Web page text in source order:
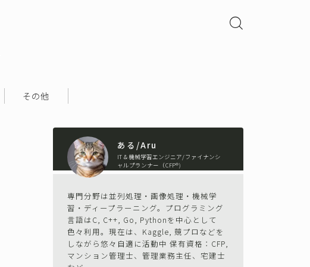
その他
ある/Aru
IT＆機械学習エンジニア/ファイナンシ
ャルプランナー（CFP®)
専門分野は並列処理・画像処理・機械学
習・ディープラーニング。プログラミング
言語はC, C++, Go, Pythonを中心として
色々利用。現在は、Kaggle, 競プロなどを
しながら悠々自適に活動中 保有資格：CFP,
マンション管理士、管理業務主任、宅建士